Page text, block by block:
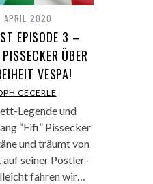
APRIL 2020
EPISODE 3 –
ÜBER
VESPA!
CECERLE
Legende und
“Fifi” Pissecker
und träumt von
seiner Postler-
fahren wir…